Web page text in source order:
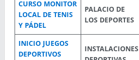
CURSO MONITOR
LOCAL DE TENIS
Y PÁDEL
PALACIO DE
LOS DEPORTES
INICIO JUEGOS
DEPORTIVOS
INSTALACIONES